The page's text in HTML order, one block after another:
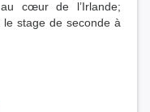
au cœur de l’Irlande;
le stage de seconde à